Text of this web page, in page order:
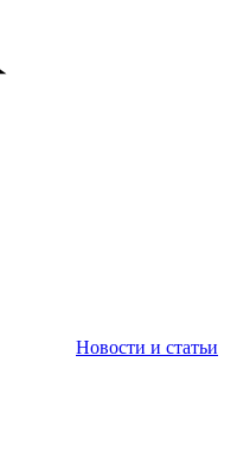
Новости и статьи